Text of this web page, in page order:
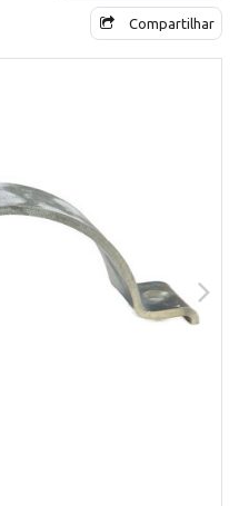
Compartilhar